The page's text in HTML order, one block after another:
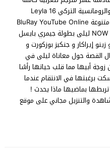
ترجمة اعلانات حصرياً مسلسل الدراما والرومانسية التركي Leyla 16
.Bölüm ليلى الحلقة 16 نسخة اصلية متنوعة BluRay YouTube Online
1080p 720p 480p مباشر على قناة NOW ليلى بطولة جيمري بايسل
إيراكار و جنكيز بوزكورت و
القصة حول معاناة ليلى في
أبيها مما قلب حياتها رأسًا
برغبتها في الانتقام عندما
بماضيها ماذا يحدث !
والتنزيل مجاني على موقع